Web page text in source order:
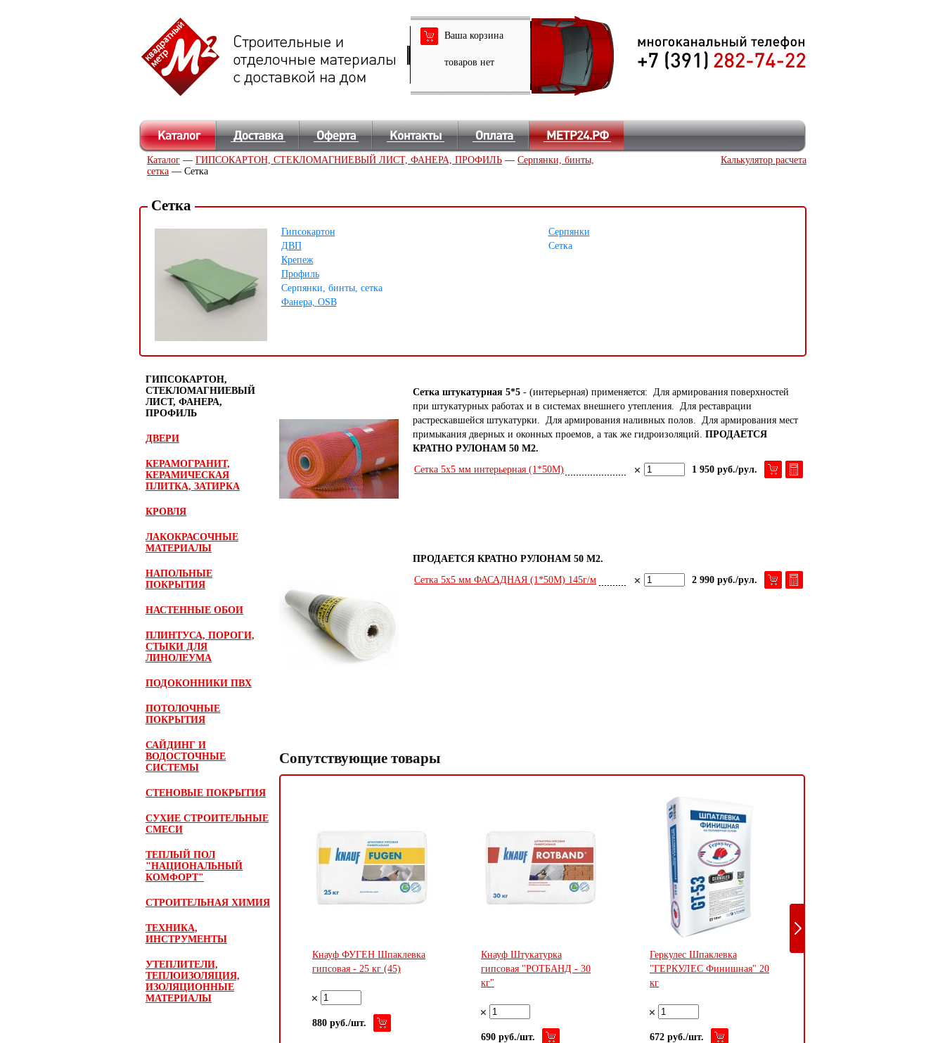
Ваша корзина
товаров нет
Каталог — ГИПСОКАРТОН, СТЕКЛОМАГНИЕВЫЙ ЛИСТ, ФАНЕРА, ПРОФИЛЬ — Серпянки, бинты,
сетка — Сетка
Калькулятор расчета
Сетка
Гипсокартон
ДВП
Крепеж
Профиль
Серпянки, бинты, сетка
Фанера, OSB
Серпянки
Сетка
ГИПСОКАРТОН,
СТЕКЛОМАГНИЕВЫЙ
ЛИСТ, ФАНЕРА,
ПРОФИЛЬ
ДВЕРИ
КЕРАМОГРАНИТ,
КЕРАМИЧЕСКАЯ
ПЛИТКА, ЗАТИРКА
КРОВЛЯ
ЛАКОКРАСОЧНЫЕ
МАТЕРИАЛЫ
НАПОЛЬНЫЕ
ПОКРЫТИЯ
НАСТЕННЫЕ ОБОИ
ПЛИНТУСА, ПОРОГИ,
СТЫКИ ДЛЯ
ЛИНОЛЕУМА
ПОДОКОННИКИ ПВХ
ПОТОЛОЧНЫЕ
ПОКРЫТИЯ
САЙДИНГ И
ВОДОСТОЧНЫЕ
СИСТЕМЫ
СТЕНОВЫЕ ПОКРЫТИЯ
СУХИЕ СТРОИТЕЛЬНЫЕ
СМЕСИ
ТЕПЛЫЙ ПОЛ
"НАЦИОНАЛЬНЫЙ
КОМФОРТ"
СТРОИТЕЛЬНАЯ ХИМИЯ
ТЕХНИКА,
ИНСТРУМЕНТЫ
УТЕПЛИТЕЛИ,
ТЕПЛОИЗОЛЯЦИЯ,
ИЗОЛЯЦИОННЫЕ
МАТЕРИАЛЫ
Сетка штукатурная 5*5 - (интерьерная) применяется: Для армирования поверхностей
при штукатурных работах и в системах внешнего утепления. Для реставрации
растрескавшейся штукатурки. Для армирования наливных полов. Для армирования мест
примыкания дверных и оконных проемов, а так же гидроизоляций. ПРОДАЕТСЯ
КРАТНО РУЛОНАМ 50 М2.
Сетка 5х5 мм интерьерная (1*50М)
1 950 руб./рул.
ПРОДАЕТСЯ КРАТНО РУЛОНАМ 50 М2.
Сетка 5х5 мм ФАСАДНАЯ (1*50М) 145г/м
2 990 руб./рул.
Сопутствующие товары
Кнауф ФУГЕН Шпаклевка
гипсовая - 25 кг (45)
880 руб./шт.
Кнауф Штукатурка
гипсовая "РОТБАНД - 30
кг"
690 руб./шт.
Геркулес Шпаклевка
"ГЕРКУЛЕС Финишная" 20
кг
672 руб./шт.